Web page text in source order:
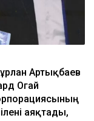
Артықбаев
Огай
аяқтады,